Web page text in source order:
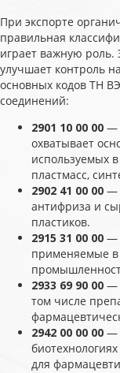
При экспорте
правильная
играет важную
улучшает контроль
основных кодов ТН
соединений:
2901 10 00 00 —
охватывает
используемых
пластмасс,
2902 41 00 00 —
антифриза и
пластиков.
2915 31 00 00 —
применяемые
2933 69 90 00 —
том числе
2942 00 00 00 —
для